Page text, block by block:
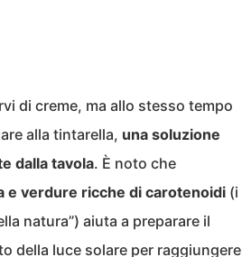
di creme, ma allo stesso tempo
alla tintarella, una soluzione
dalla tavola. È noto che
e verdure ricche di carotenoidi (i
natura”) aiuta a preparare il
della luce solare per raggiungere